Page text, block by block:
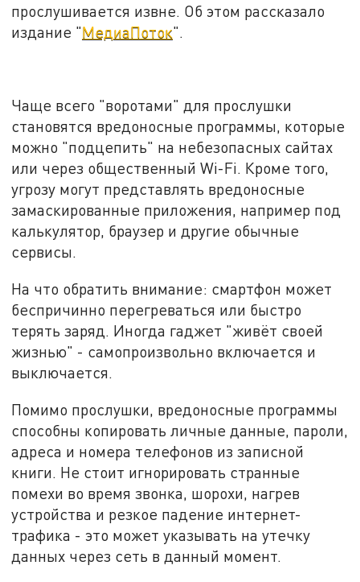
прослушивается извне. Об этом рассказало
издание "МедиаПоток".
Чаще всего "воротами" для прослушки
становятся вредоносные программы, которые
можно "подцепить" на небезопасных сайтах
или через общественный Wi-Fi. Кроме того,
угрозу могут представлять вредоносные
замаскированные приложения, например под
калькулятор, браузер и другие обычные
сервисы.
На что обратить внимание: смартфон может
беспричинно перегреваться или быстро
терять заряд. Иногда гаджет "живёт своей
жизнью" - самопроизвольно включается и
выключается.
Помимо прослушки, вредоносные программы
способны копировать личные данные, пароли,
адреса и номера телефонов из записной
книги. Не стоит игнорировать странные
помехи во время звонка, шорохи, нагрев
устройства и резкое падение интернет-
трафика - это может указывать на утечку
данных через сеть в данный момент.